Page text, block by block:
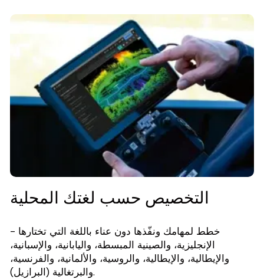
التخصيص حسب لغتك المحلية
خطط لمهامك ونفّذها دون عناء باللغة التي تختارها -
الإنجليزية، والصينية المبسطة، واليابانية، والإسبانية،
والإيطالية، والإيطالية، والروسية، والألمانية، والفرنسية،
والبرتغالية (البرازيل).